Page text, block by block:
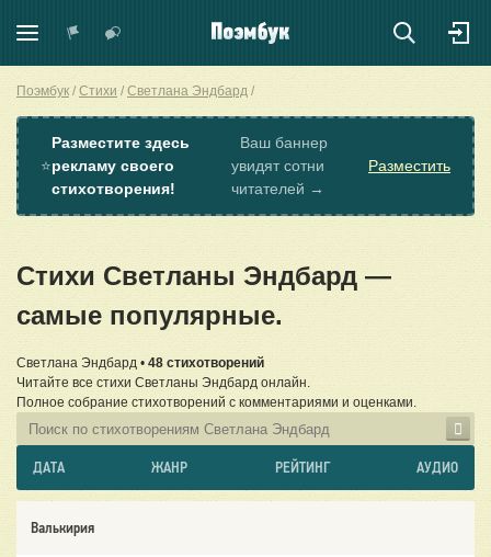
Поэмбук Стихи Светлана Эндбард
⭐
Разместите здесь
рекламу своего
стихотворения!
Ваш баннер
увидят сотни
читателей →
Разместить
Стихи Светланы Эндбард —
самые популярные.
Светлана Эндбард • 48 стихотворений
Читайте все стихи Светланы Эндбард онлайн.
Полное собрание стихотворений с комментариями и оценками.
ДАТА ЖАНР РЕЙТИНГ АУДИО
Валькирия